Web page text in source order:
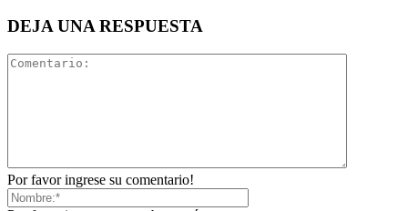
DEJA UNA RESPUESTA
Por favor ingrese su comentario!